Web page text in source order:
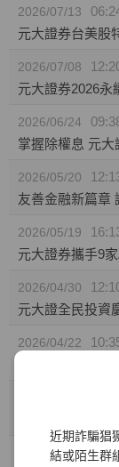
近期詐騙猖
結或陌生群
2026/07/13
元大證券台美股
2026/07/08
元大證券2026永
2026/06/24
2026/05/20
2026/05/19
2026/04/30
元大證全民投資
2026/04/22
2026/03/31